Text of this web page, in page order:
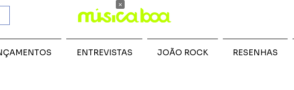
ENTREVISTAS JOÃO ROCK RESENHAS
×